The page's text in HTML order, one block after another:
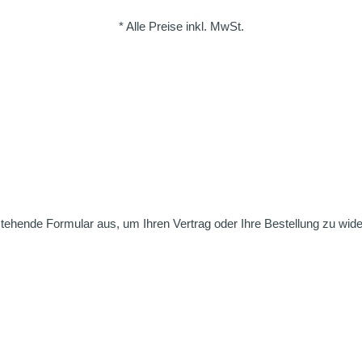
* Alle Preise inkl. MwSt.
Formular aus, um Ihren Vertrag oder Ihre Bestellung zu